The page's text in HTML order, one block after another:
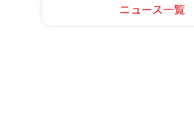
ニュース一覧